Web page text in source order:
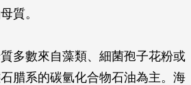
質。
多數來自藻類、細菌孢子花粉或
腊系的碳氫化合物石油為主。海